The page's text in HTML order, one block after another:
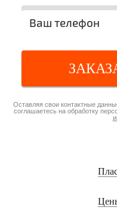
Оставляя свои контактные
соглашаетесь на обработку